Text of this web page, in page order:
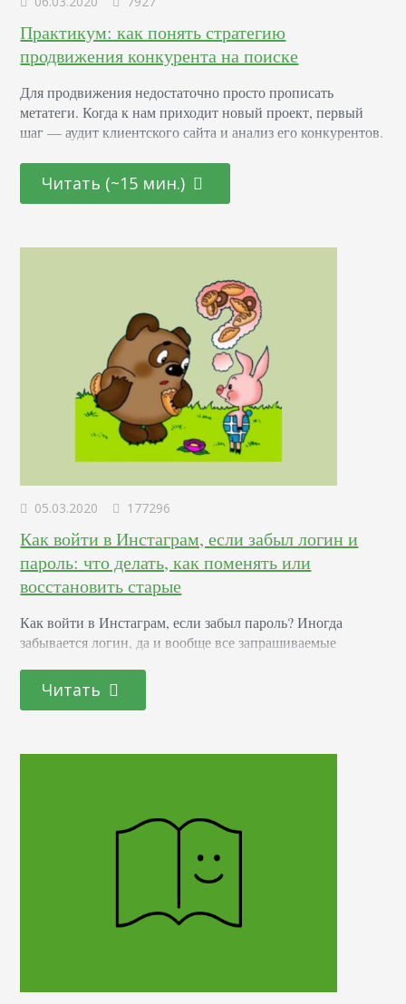
Практикум: как понять стратегию
продвижения конкурента на поиске
Для продвижения недостаточно просто прописать
метатеги. Когда к нам приходит новый проект, первый
шаг — аудит клиентского сайта и анализ его конкурентов.
помогает им удерживаться в топе выдачи. Исходя из
анализа, мы понимаем, как улучшить клиентский проект,
Читать (~15 мин.)
05.03.2020 177296
Как войти в Инстаграм, если забыл логин и
пароль: что делать, как поменять или
восстановить старые
Как войти в Инстаграм, если забыл пароль? Иногда
забывается логин, да и вообще все запрашиваемые
реагировать, даже если все символы были введены
корректно. А вдруг все дело в том, что вас взломали? В
Читать